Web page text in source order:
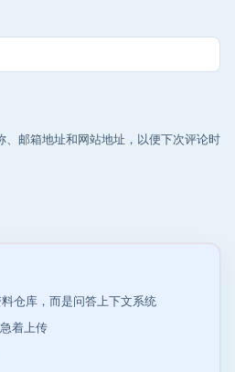
、邮箱地址和网站地址，以便下次评论时
仓库，而是问答上下文系统
着上传